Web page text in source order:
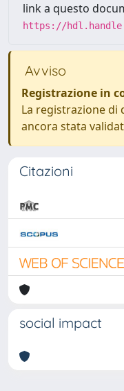
link a questo
https://
Avviso
Registrazione in
La registrazione
ancora stata
Citazioni
social impact